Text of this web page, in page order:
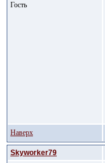
Гость
Наверх
Skyworker79